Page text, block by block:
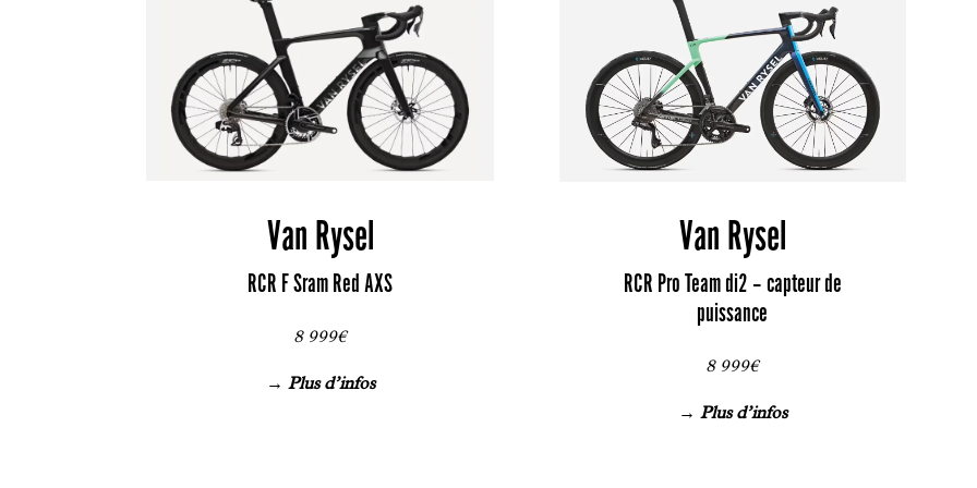
Van Rysel
RCR F Sram Red AXS
8 999€
→ Plus d’infos
Van Rysel
RCR Pro Team di2 – capteur de
puissance
8 999€
→ Plus d’infos